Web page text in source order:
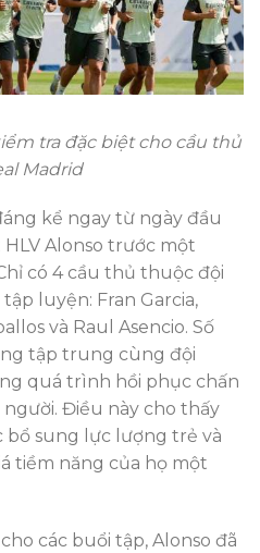
tra đặc biệt cho cầu thủ
Madrid
kể ngay từ ngày đầu
Alonso trước một
có 4 cầu thủ thuộc đội
luyện: Fran Garcia,
và Raul Asencio. Số
tập trung cùng đội
quá trình hồi phục chấn
Điều này cho thấy
sung lực lượng trẻ và
tiềm năng của họ một
các buổi tập, Alonso đã